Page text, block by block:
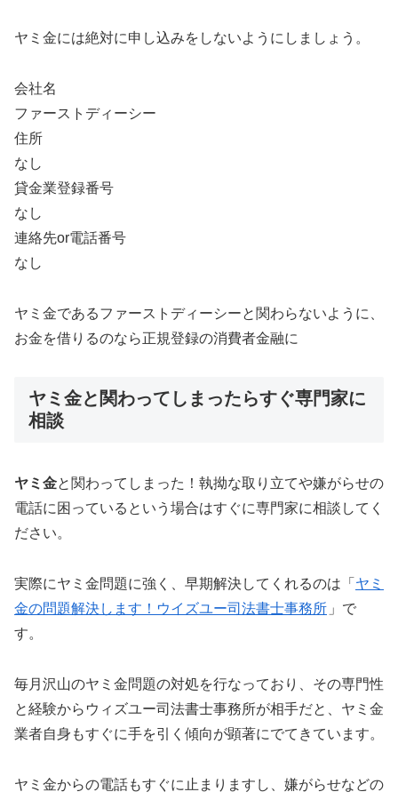
ヤミ金には絶対に申し込みをしないようにしましょう。
会社名
ファーストディーシー
住所
なし
貸金業登録番号
なし
連絡先or電話番号
なし
ヤミ金であるファーストディーシーと関わらないように、
お金を借りるのなら正規登録の消費者金融に
ヤミ金と関わってしまったらすぐ専門家に
相談
ヤミ金と関わってしまった！執拗な取り立てや嫌がらせの
電話に困っているという場合はすぐに専門家に相談してく
ださい。
実際にヤミ金問題に強く、早期解決してくれるのは「 ヤミ
金の問題解決します！ウイズユー司法書士事務所 」で
す。
毎月沢山のヤミ金問題の対処を行なっており、その専門性
と経験からウィズユー司法書士事務所が相手だと、ヤミ金
業者自身もすぐに手を引く傾向が顕著にでてきています。
ヤミ金からの電話もすぐに止まりますし、嫌がらせなどの